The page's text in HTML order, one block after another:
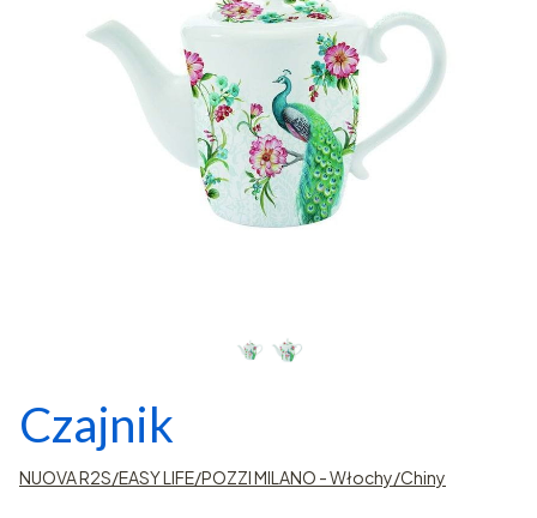
Czajnik
NUOVA R2S/EASY LIFE/POZZI MILANO - Włochy/Chiny